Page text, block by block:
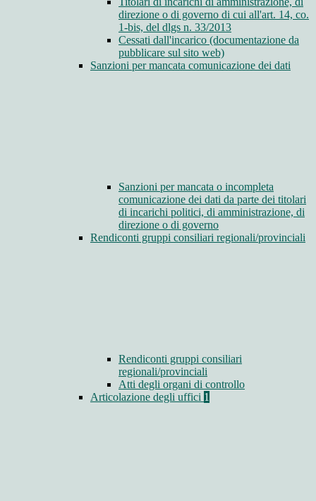
direzione o di governo di cui all'art. 14, co.
1-bis, del dlgs n. 33/2013
Cessati dall'incarico (documentazione da
pubblicare sul sito web)
Sanzioni per mancata comunicazione dei dati
Sanzioni per mancata o incompleta
comunicazione dei dati da parte dei titolari
di incarichi politici, di amministrazione, di
direzione o di governo
Rendiconti gruppi consiliari regionali/provinciali
Rendiconti gruppi consiliari
regionali/provinciali
Atti degli organi di controllo
Articolazione degli uffici 1